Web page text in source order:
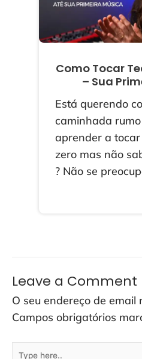
Como Tocar
– Sua
Está querendo
caminhada
aprender a
zero mas não
? Não se
Leave a Comment
O seu endereço de email
Campos obrigatórios
Type